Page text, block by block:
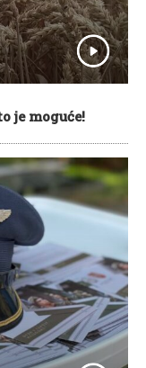
je moguće!